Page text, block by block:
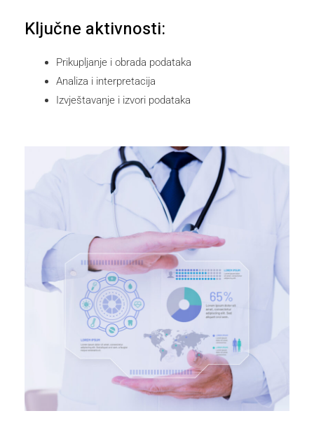
Ključne aktivnosti:
Prikupljanje i obrada podataka
Analiza i interpretacija
Izvještavanje i izvori podataka